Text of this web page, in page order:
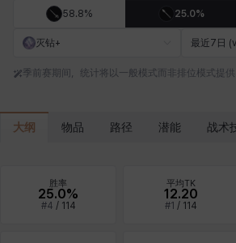
塔齐娅 夏洛特
58.8% 25.0%
灭钻+ 最近7日
季前赛期间，统计将以一般模式而非排位模式提供
大纲 物品 路径 潜能 战术
胜率
25.0%
#4 / 114
平均TK
12.20
#1 / 114